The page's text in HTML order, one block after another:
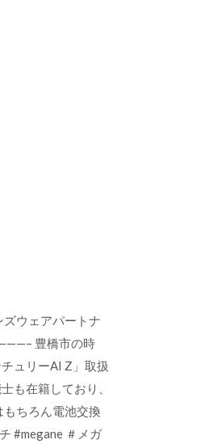
ウェアパートナ
豊橋市の時
ュリーAI Z」取扱
も在籍しており、
ちろん電池交換
#megane ＃メガ